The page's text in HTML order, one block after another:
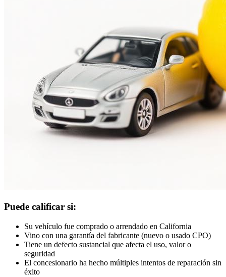
Puede calificar si:
Su vehículo fue comprado o arrendado en California
Vino con una garantía del fabricante (nuevo o usado CPO)
Tiene un defecto sustancial que afecta el uso, valor o
seguridad
El concesionario ha hecho múltiples intentos de reparación sin
éxito